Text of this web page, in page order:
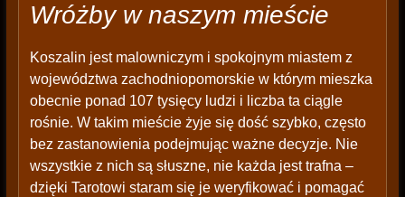
Wróżby w naszym mieście
Koszalin jest malowniczym i spokojnym miastem z
województwa zachodniopomorskie w którym mieszka
obecnie ponad 107 tysięcy ludzi i liczba ta ciągle
rośnie. W takim mieście żyje się dość szybko, często
bez zastanowienia podejmując ważne decyzje. Nie
wszystkie z nich są słuszne, nie każda jest trafna –
dzięki Tarotowi staram się je weryfikować i pomagać